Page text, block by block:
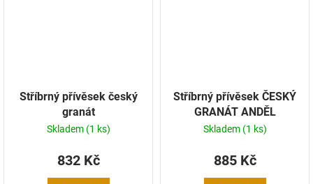
Stříbrný přívěsek český
granát
Skladem (1 ks)
832 Kč
Stříbrný přívěsek ČESKÝ
GRANÁT ANDĚL
Skladem (1 ks)
885 Kč